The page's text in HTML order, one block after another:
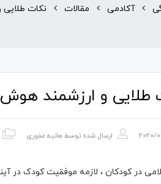
آکادمی مقالات نکات
طلایی و ارزشمند
2020/ ارسال شده توسطهانیه غفوری